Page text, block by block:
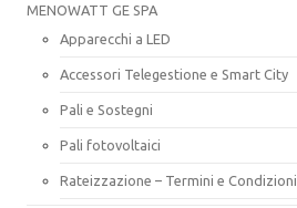
MENOWATT GE SPA
Apparecchi a LED
Accessori Telegestione e Smart City
Pali e Sostegni
Pali fotovoltaici
Rateizzazione – Termini e Condizioni